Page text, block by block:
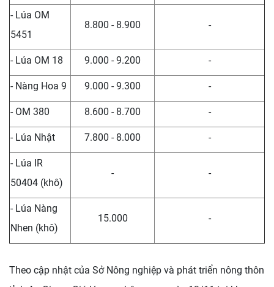
- Lúa OM
5451
8.800 - 8.900 -
- Lúa OM 18 9.000 - 9.200 -
- Nàng Hoa 9 9.000 - 9.300 -
- OM 380 8.600 - 8.700 -
- Lúa Nhật 7.800 - 8.000 -
- Lúa IR
50404 (khô)
- -
- Lúa Nàng
Nhen (khô)
15.000 -
Theo cập nhật của Sở Nông nghiệp và phát triển nông thôn